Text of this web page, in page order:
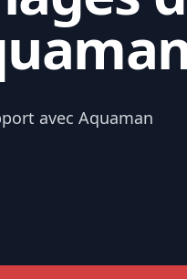
avec Aquaman